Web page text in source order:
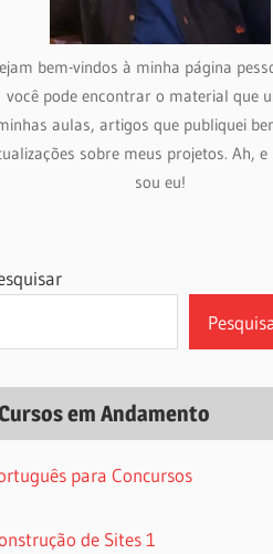
bem-vindos à minha página
você pode encontrar o material que
aulas, artigos que publiquei
sobre meus projetos. Ah, e
sou eu!
em Andamento
para Concursos
de Sites 1